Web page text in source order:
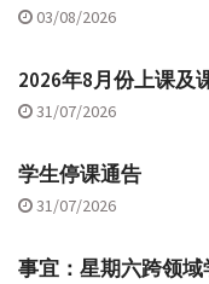
03/08/2026
2026年8月份上课及
31/07/2026
学生停课通告
31/07/2026
事宜：星期六跨领域